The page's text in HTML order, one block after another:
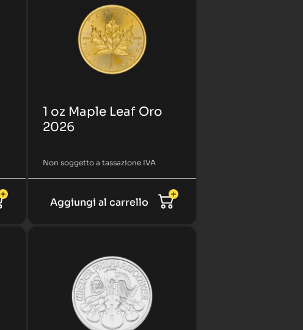
1 oz Maple Leaf Oro
2026
Non soggetto a tassazione IVA
Aggiungi al carrello